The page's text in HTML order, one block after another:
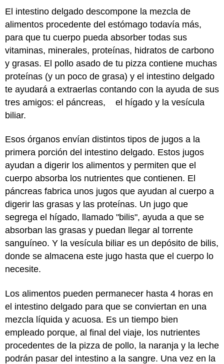
El intestino delgado descompone la mezcla de
alimentos procedente del estómago todavía más,
para que tu cuerpo pueda absorber todas sus
vitaminas, minerales, proteínas, hidratos de carbono
y grasas. El pollo asado de tu pizza contiene muchas
proteínas (y un poco de grasa) y el intestino delgado
te ayudará a extraerlas contando con la ayuda de sus
tres amigos: el páncreas, el hígado y la vesícula
biliar.
Esos órganos envían distintos tipos de jugos a la
primera porción del intestino delgado. Estos jugos
ayudan a digerir los alimentos y permiten que el
cuerpo absorba los nutrientes que contienen. El
páncreas fabrica unos jugos que ayudan al cuerpo a
digerir las grasas y las proteínas. Un jugo que
segrega el hígado, llamado "bilis", ayuda a que se
absorban las grasas y puedan llegar al torrente
sanguíneo. Y la vesícula biliar es un depósito de bilis,
donde se almacena este jugo hasta que el cuerpo lo
necesite.
Los alimentos pueden permanecer hasta 4 horas en
el intestino delgado para que se conviertan en una
mezcla líquida y acuosa. Es un tiempo bien
empleado porque, al final del viaje, los nutrientes
procedentes de la pizza de pollo, la naranja y la leche
podrán pasar del intestino a la sangre. Una vez en la